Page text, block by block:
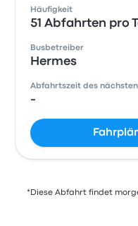
Häufigkeit
51 Abfahrten pro
Busbetreiber
Hermes
Abfahrtszeit des nächsten
-
*Diese Abfahrt findet